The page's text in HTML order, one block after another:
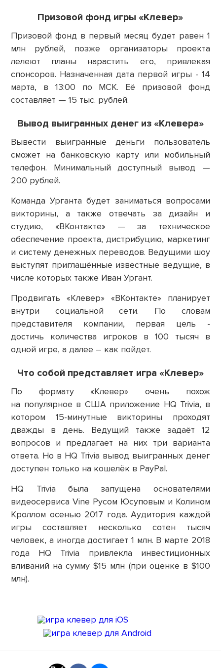
Призовой фонд игры «Клевер»
Призовой фонд в первый месяц будет равен 1
млн рублей, позже организаторы проекта
лелеют планы нарастить его, привлекая
спонсоров. Назначенная дата первой игры - 14
марта, в 13:00 по МСК. Её призовой фонд
составляет — 15 тыс. рублей.
Вывод выигранных денег из «Клевера»
Вывести выигранные деньги пользователь
сможет на банковскую карту или мобильный
телефон. Минимальный доступный вывод —
200 рублей.
Команда Урганта будет заниматься вопросами
викторины, а также отвечать за дизайн и
студию, «ВКонтакте» — за техническое
обеспечение проекта, дистрибуцию, маркетинг
и систему денежных переводов. Ведущими шоу
выступят приглашённые известные ведущие, в
числе которых также Иван Ургант.
Продвигать «Клевер» «ВКонтакте» планирует
внутри социальной сети. По словам
представителя компании, первая цель -
достичь количества игроков в 100 тысяч в
одной игре, а далее – как пойдет.
Что собой представляет игра «Клевер»
По формату «Клевер» очень похож
на популярное в США приложение HQ Trivia, в
котором 15-минутные викторины проходят
дважды в день. Ведущий также задаёт 12
вопросов и предлагает на них три варианта
ответа. Но в HQ Trivia вывод выигранных денег
доступен только на кошелёк в PayPal.
HQ Trivia была запущена основателями
видеосервиса Vine Русом Юсуповым и Колином
Кроллом осенью 2017 года. Аудитория каждой
игры составляет несколько сотен тысяч
человек, а иногда достигает 1 млн. В марте 2018
года HQ Trivia привлекла инвестиционных
вливаний на сумму $15 млн (при оценке в $100
млн).